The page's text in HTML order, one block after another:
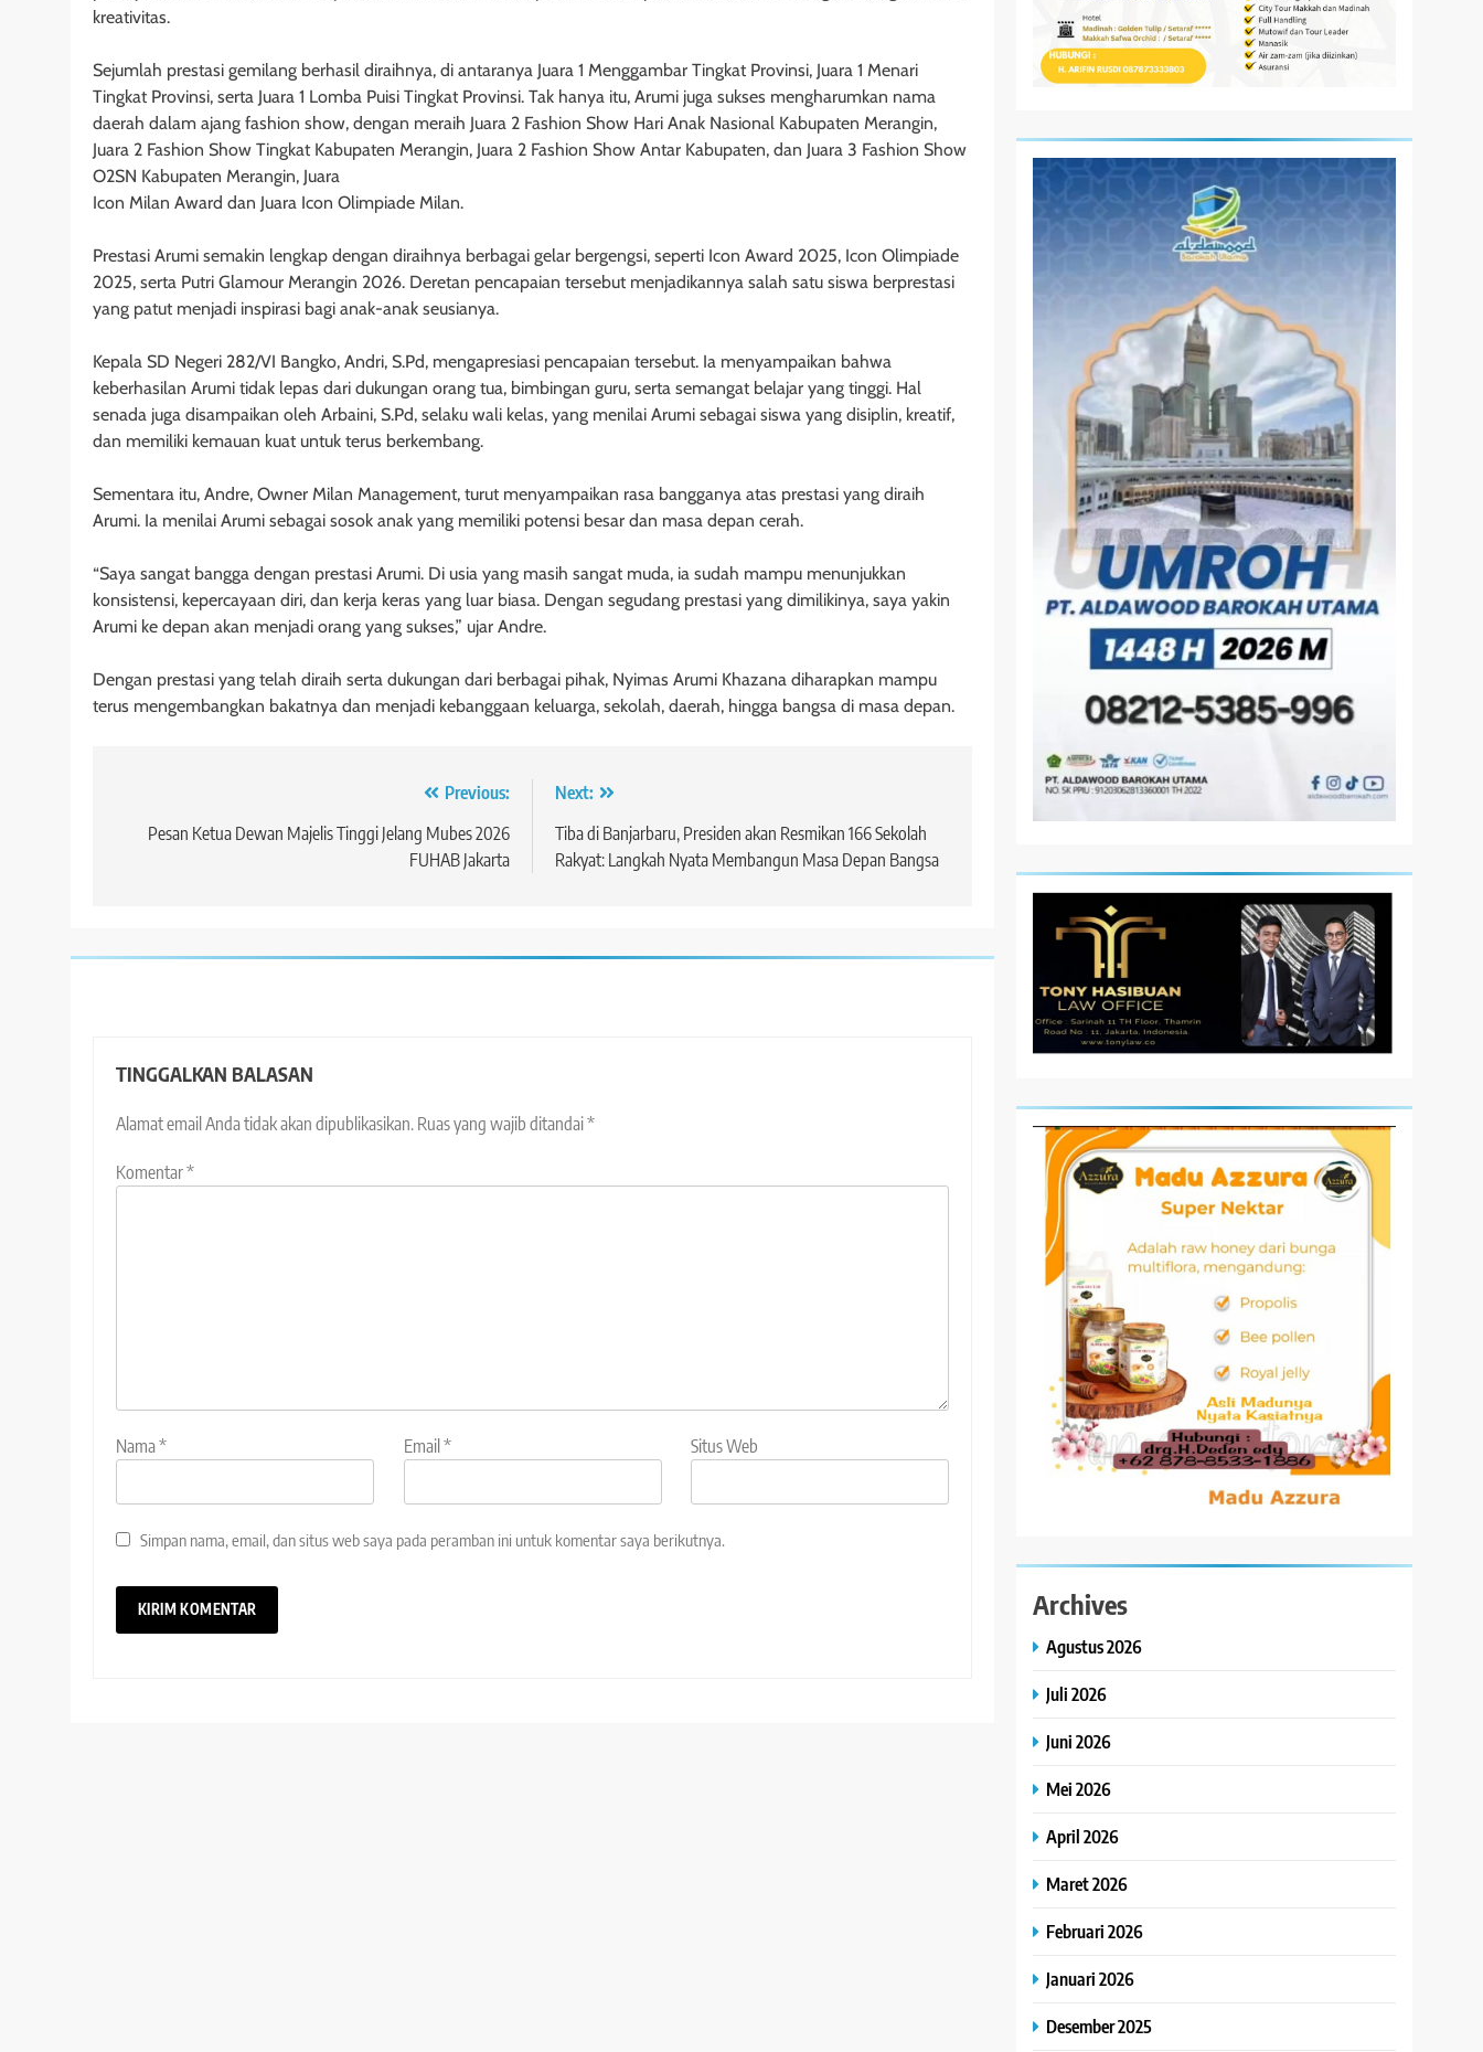
kreativitas.
Sejumlah prestasi gemilang berhasil diraihnya, di antaranya Juara 1 Menggambar Tingkat Provinsi, Juara 1 Menari
Tingkat Provinsi, serta Juara 1 Lomba Puisi Tingkat Provinsi. Tak hanya itu, Arumi juga sukses mengharumkan nama
daerah dalam ajang fashion show, dengan meraih Juara 2 Fashion Show Hari Anak Nasional Kabupaten Merangin,
Juara 2 Fashion Show Tingkat Kabupaten Merangin, Juara 2 Fashion Show Antar Kabupaten, dan Juara 3 Fashion Show
O2SN Kabupaten Merangin, Juara
Icon Milan Award dan Juara Icon Olimpiade Milan.
Prestasi Arumi semakin lengkap dengan diraihnya berbagai gelar bergengsi, seperti Icon Award 2025, Icon Olimpiade
2025, serta Putri Glamour Merangin 2026. Deretan pencapaian tersebut menjadikannya salah satu siswa berprestasi
yang patut menjadi inspirasi bagi anak-anak seusianya.
Kepala SD Negeri 282/VI Bangko, Andri, S.Pd, mengapresiasi pencapaian tersebut. Ia menyampaikan bahwa
keberhasilan Arumi tidak lepas dari dukungan orang tua, bimbingan guru, serta semangat belajar yang tinggi. Hal
senada juga disampaikan oleh Arbaini, S.Pd, selaku wali kelas, yang menilai Arumi sebagai siswa yang disiplin, kreatif,
dan memiliki kemauan kuat untuk terus berkembang.
Sementara itu, Andre, Owner Milan Management, turut menyampaikan rasa bangganya atas prestasi yang diraih
Arumi. Ia menilai Arumi sebagai sosok anak yang memiliki potensi besar dan masa depan cerah.
“Saya sangat bangga dengan prestasi Arumi. Di usia yang masih sangat muda, ia sudah mampu menunjukkan
konsistensi, kepercayaan diri, dan kerja keras yang luar biasa. Dengan segudang prestasi yang dimilikinya, saya yakin
Arumi ke depan akan menjadi orang yang sukses,” ujar Andre.
Dengan prestasi yang telah diraih serta dukungan dari berbagai pihak, Nyimas Arumi Khazana diharapkan mampu
terus mengembangkan bakatnya dan menjadi kebanggaan keluarga, sekolah, daerah, hingga bangsa di masa depan.
pos
Previous:
Pesan Ketua Dewan Majelis Tinggi Jelang Mubes 2026
FUHAB Jakarta
Next:
Tiba di Banjarbaru, Presiden akan Resmikan 166 Sekolah
Rakyat: Langkah Nyata Membangun Masa Depan Bangsa
TINGGALKAN BALASAN
Alamat email Anda tidak akan dipublikasikan. Ruas yang wajib ditandai*
Komentar*
Nama* Email* Situs Web
Simpan nama, email, dan situs web saya pada peramban ini untuk komentar saya berikutnya.
Archives
Agustus 2026
Juli 2026
Juni 2026
Mei 2026
April 2026
Maret 2026
Februari 2026
Januari 2026
Desember 2025